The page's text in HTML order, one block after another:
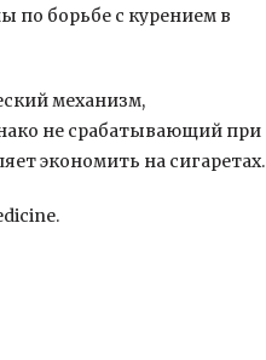
по борьбе с курением в
механизм,
не срабатывающий при
экономить на сигаретах.